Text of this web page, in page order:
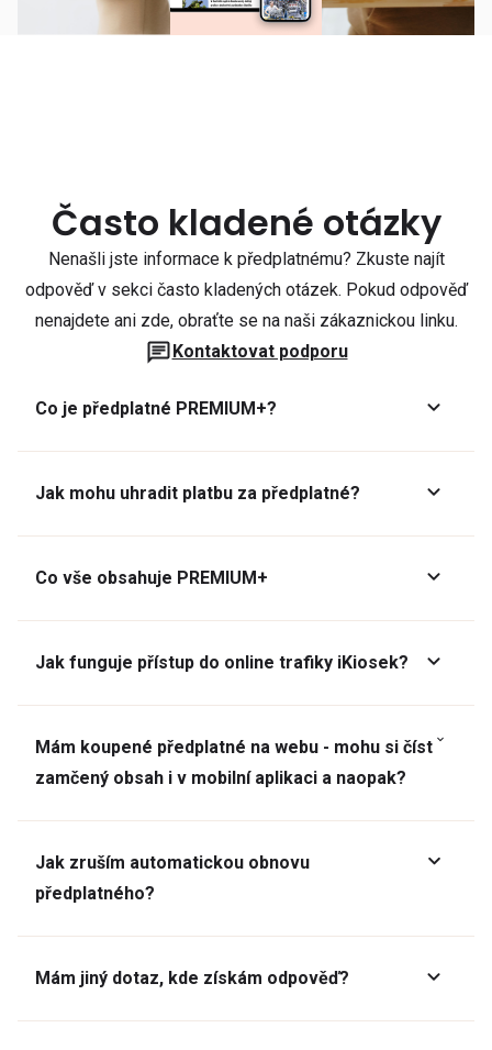
Často kladené otázky
Nenašli jste informace k předplatnému? Zkuste najít
odpověď v sekci často kladených otázek. Pokud odpověď
nenajdete ani zde, obraťte se na naši zákaznickou linku.
Kontaktovat podporu
Co je předplatné PREMIUM+?
Jak mohu uhradit platbu za předplatné?
Co vše obsahuje PREMIUM+
Jak funguje přístup do online trafiky iKiosek?
Mám koupené předplatné na webu - mohu si číst
zamčený obsah i v mobilní aplikaci a naopak?
Jak zruším automatickou obnovu
předplatného?
Mám jiný dotaz, kde získám odpověď?